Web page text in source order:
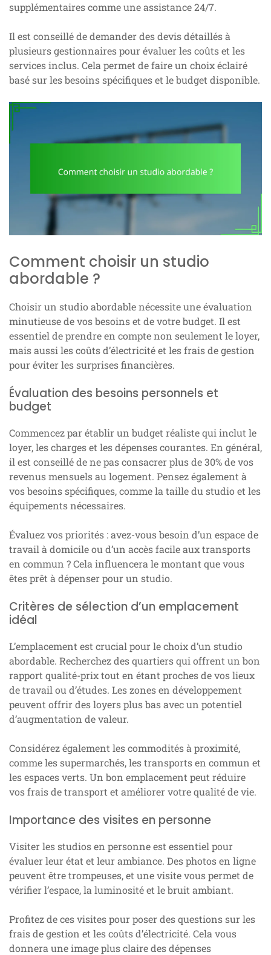
supplémentaires comme une assistance 24/7.
Il est conseillé de demander des devis détaillés à
plusieurs gestionnaires pour évaluer les coûts et les
services inclus. Cela permet de faire un choix éclairé
basé sur les besoins spécifiques et le budget disponible.
Comment choisir un studio
abordable ?
Choisir un studio abordable nécessite une évaluation
minutieuse de vos besoins et de votre budget. Il est
essentiel de prendre en compte non seulement le loyer,
mais aussi les coûts d’électricité et les frais de gestion
pour éviter les surprises financières.
Évaluation des besoins personnels et
budget
Commencez par établir un budget réaliste qui inclut le
loyer, les charges et les dépenses courantes. En général,
il est conseillé de ne pas consacrer plus de 30% de vos
revenus mensuels au logement. Pensez également à
vos besoins spécifiques, comme la taille du studio et les
équipements nécessaires.
Évaluez vos priorités : avez-vous besoin d’un espace de
travail à domicile ou d’un accès facile aux transports
en commun ? Cela influencera le montant que vous
êtes prêt à dépenser pour un studio.
Critères de sélection d’un emplacement
idéal
L’emplacement est crucial pour le choix d’un studio
abordable. Recherchez des quartiers qui offrent un bon
rapport qualité-prix tout en étant proches de vos lieux
de travail ou d’études. Les zones en développement
peuvent offrir des loyers plus bas avec un potentiel
d’augmentation de valeur.
Considérez également les commodités à proximité,
comme les supermarchés, les transports en commun et
les espaces verts. Un bon emplacement peut réduire
vos frais de transport et améliorer votre qualité de vie.
Importance des visites en personne
Visiter les studios en personne est essentiel pour
évaluer leur état et leur ambiance. Des photos en ligne
peuvent être trompeuses, et une visite vous permet de
vérifier l’espace, la luminosité et le bruit ambiant.
Profitez de ces visites pour poser des questions sur les
frais de gestion et les coûts d’électricité. Cela vous
donnera une image plus claire des dépenses